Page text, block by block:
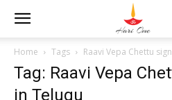
Home Tags Raavi Vepa Chettu
Tag: Raavi Vepa
in Telugu